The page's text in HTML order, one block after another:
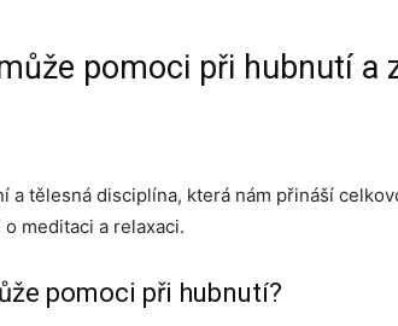
pomoci při hubnutí a
a tělesná disciplína, která nám přináší
meditaci a relaxaci.
pomoci při hubnutí?